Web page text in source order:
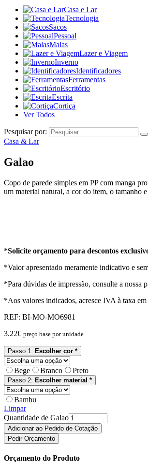
Casa e Lar
Tecnologia
Sacos
Pessoal
Malas
Lazer e Viagem
Inverno
Identificadores
Ferramentas
Escritório
Escrita
Cortiça
Ver Todos
Pesquisar por:
Casa & Lar
Galao
Copo de parede simples em PP com manga
um material natural, a cor do item, o tamanho
*Solicite orçamento para descontos
*Valor apresentado meramente indicativo e
*Para dúvidas de impressão, consulte a nossa
*Aos valores indicados, acresce IVA à taxa
REF: BI-MO-MO6981
3.22€ preço base por unidade
Passo 1: Escolher cor *
Bege Branco Preto
Passo 2: Escolher material *
Bambu
Limpar
Quantidade de Galao
Adicionar ao Pedido de Cotação
Pedir Orçamento
Orçamento do Produto